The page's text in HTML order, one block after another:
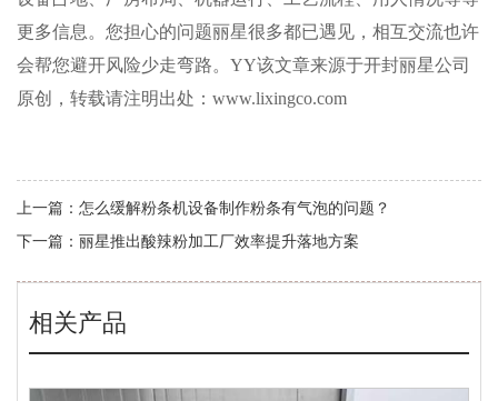
更多信息。您担心的问题丽星很多都已遇见，相互交流也许
会帮您避开风险少走弯路。YY该文章来源于开封丽星公司
原创，转载请注明出处：www.lixingco.com
上一篇： 怎么缓解粉条机设备制作粉条有气泡的问题？
下一篇： 丽星推出酸辣粉加工厂效率提升落地方案
相关产品